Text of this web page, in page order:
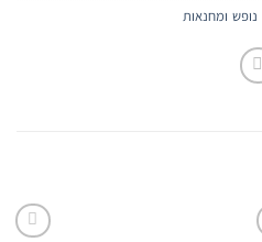
נופש ומחנאות